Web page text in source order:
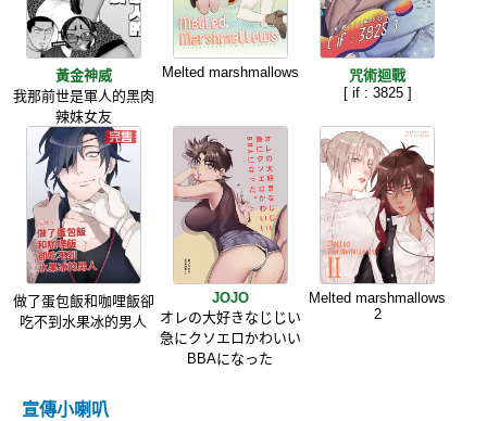
黃金神威
我那前世是軍人的黑肉
辣妹女友
Melted marshmallows
咒術迴戰
[ if : 3825 ]
做了蛋包飯和咖哩飯卻
吃不到水果冰的男人
JOJO
オレの大好きなじじい
急にクソエロかわいい
BBAになった
Melted marshmallows
2
宣傳小喇叭